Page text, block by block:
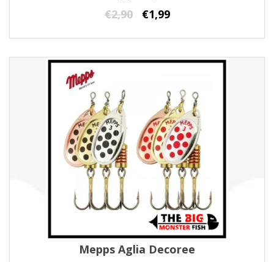
€2,90 €1,99
Mepps Aglia Decoree